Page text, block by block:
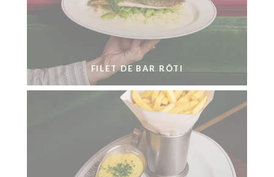
FILET DE BAR RÔTI